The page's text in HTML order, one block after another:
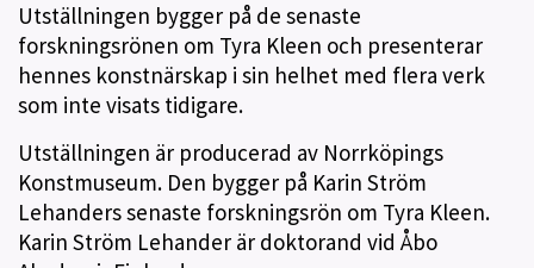
Utställningen bygger på de senaste
forskningsrönen om Tyra Kleen och presenterar
hennes konstnärskap i sin helhet med flera verk
som inte visats tidigare.
Utställningen är producerad av Norrköpings
Konstmuseum. Den bygger på Karin Ström
Lehanders senaste forskningsrön om Tyra Kleen.
Karin Ström Lehander är doktorand vid Åbo